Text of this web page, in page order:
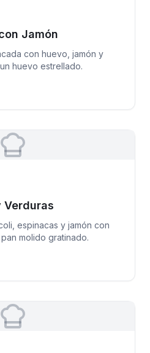
Jamón
con huevo, jamón y
huevo estrellado.
Verduras
espinacas y jamón con
molido gratinado.